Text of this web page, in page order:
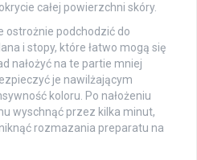
całej powierzchni skóry.
ostrożnie podchodzić do
i stopy, które łatwo mogą się
nałożyć na te partie mniej
je nawilżającym
koloru. Po nałożeniu
wyschnąć przez kilka minut,
rozmazania preparatu na